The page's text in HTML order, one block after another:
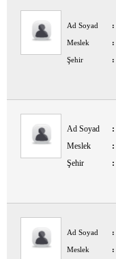
Ad Soyad :
Meslek :
Şehir :
Ad Soyad :
Meslek
:
Şehir
:
Ad Soyad :
Meslek :